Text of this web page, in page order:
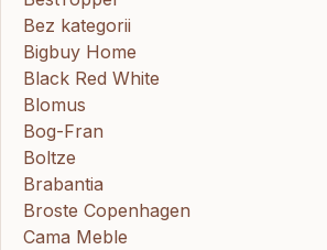
Bez kategorii
Bigbuy Home
Black Red White
Blomus
Bog-Fran
Boltze
Brabantia
Broste Copenhagen
Cama Meble